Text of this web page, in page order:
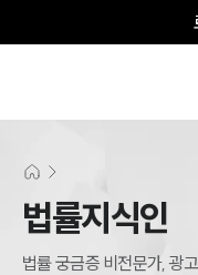
법률지식인
법률 궁금증 비전문가, 광